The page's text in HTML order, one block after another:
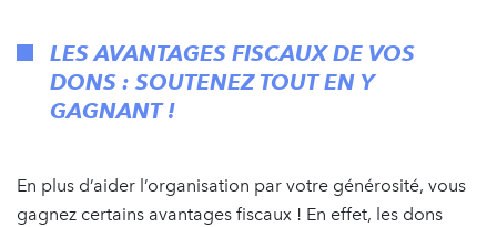
LES AVANTAGES FISCAUX DE VOS
DONS : SOUTENEZ TOUT EN Y
GAGNANT !
En plus d’aider l’organisation par votre générosité, vous
gagnez certains avantages fiscaux ! En effet, les dons